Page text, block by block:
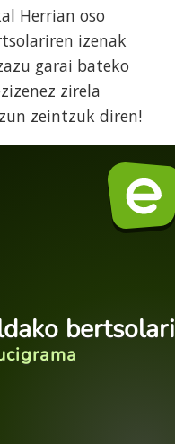
Herrian oso
izenak
garai bateko
zirela
zeintzuk diren!